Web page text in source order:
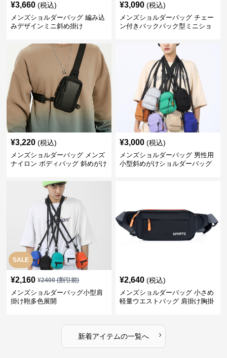
¥3,660 (税込)
メンズショルダーバッグ 編み込
みデザインミニ斜め掛け
¥3,090 (税込)
メンズショルダーバッグ チェー
ン付きバックパック型ミニショ
¥3,220 (税込)
メンズショルダーバッグ メンズ
ナイロン ボディバッグ 斜めがけ
¥3,000 (税込)
メンズショルダーバッグ 男性用
小型斜めがけショルダーバッグ
SALE
¥2,160 ¥2400(割引前)
メンズショルダーバッグ小型肩
掛け鞄多色展開
¥2,640 (税込)
メンズショルダーバッグ 小さめ
軽量ウエストバッグ 肩掛け胸掛
新着アイテムの一覧へ ›